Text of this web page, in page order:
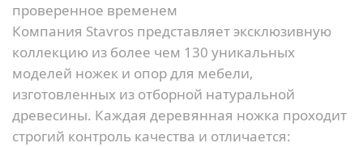
проверенное временем
Компания Stavros представляет эксклюзивную
коллекцию из более чем 130 уникальных
моделей ножек и опор для мебели,
изготовленных из отборной натуральной
древесины. Каждая деревянная ножка проходит
строгий контроль качества и отличается: